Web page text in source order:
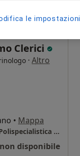
Clerici
· Altro
• Mappa
Smeraldo Medical Center di Clinica Polispecialistica San Carlo
disponibile
le impostazioni